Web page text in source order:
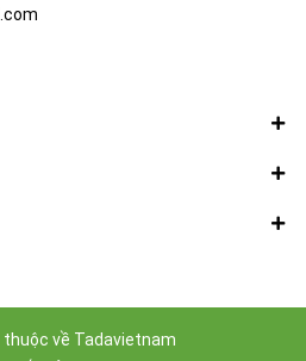
về Tadavietnam